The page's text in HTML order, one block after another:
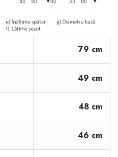
79 cm
49 cm
48 cm
46 cm